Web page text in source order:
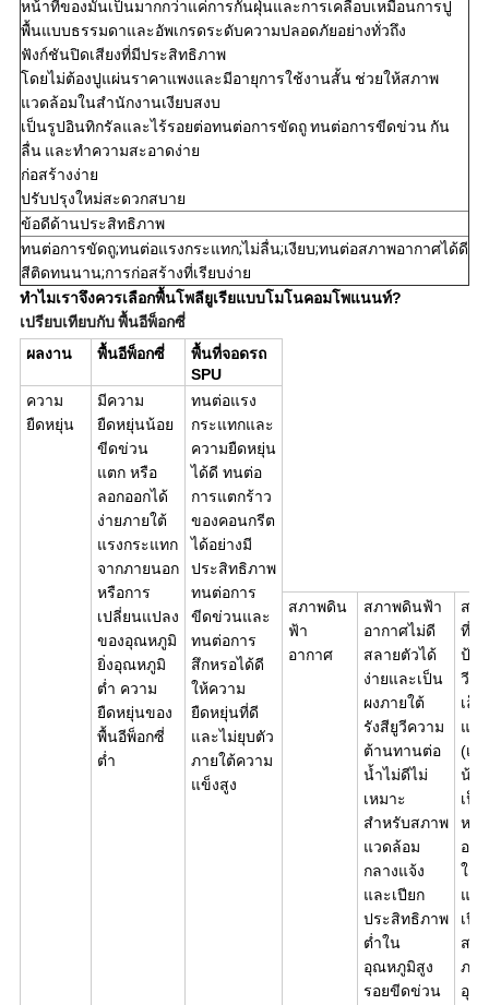
หน้าที่ของมันเป็นมากกว่าแค่การกันฝุ่นและการเคลือบเหมือนการปู
พื้นแบบธรรมดาและอัพเกรดระดับความปลอดภัยอย่างทั่วถึง
ฟังก์ชันปิดเสียงที่มีประสิทธิภาพ
โดยไม่ต้องปูแผ่นราคาแพงและมีอายุการใช้งานสั้น ช่วยให้สภาพ
แวดล้อมในสำนักงานเงียบสงบ
เป็นรูปอินทิกรัลและไร้รอยต่อทนต่อการขัดถู ทนต่อการขีดข่วน กัน
ลื่น และทำความสะอาดง่าย
ก่อสร้างง่าย
ปรับปรุงใหม่สะดวกสบาย
ข้อดีด้านประสิทธิภาพ
ทนต่อการขัดถู;ทนต่อแรงกระแทก;ไม่ลื่น;เงียบ;ทนต่อสภาพอากาศได้ดี
สีติดทนนาน;การก่อสร้างที่เรียบง่าย
ทำไมเราจึงควรเลือกพื้นโพลียูเรียแบบโมโนคอมโพแนนท์?
เปรียบเทียบกับพื้นอีพ็อกซี่
ผลงาน
พื้นอีพ็อกซี่
พื้นที่จอดรถ
SPU
ความ
ยืดหยุ่น
มีความ
ยืดหยุ่นน้อย
ขีดข่วน
แตก หรือ
ลอกออกได้
ง่ายภายใต้
แรงกระแทก
จากภายนอก
หรือการ
เปลี่ยนแปลง
ของอุณหภูมิ
ยิ่งอุณหภูมิ
ต่ำ ความ
ยืดหยุ่นของ
พื้นอีพ็อกซี่
ต่ำ
ทนต่อแรง
กระแทกและ
ความยืดหยุ่น
ได้ดี ทนต่อ
การแตกร้าว
ของคอนกรีต
ได้อย่างมี
ประสิทธิภาพ
ทนต่อการ
ขีดข่วนและ
ทนต่อการ
สึกหรอได้ดี
ให้ความ
ยืดหยุ่นที่ดี
และไม่ยุบตัว
ภายใต้ความ
แข็งสูง
สภาพดิน
ฟ้า
อากาศ
สภาพดินฟ้า
อากาศไม่ดี
สลายตัวได้
ง่ายและเป็น
ผงภายใต้
รังสียูวีความ
ต้านทานต่อ
น้ำไม่ดีไม่
เหมาะ
สำหรับสภาพ
แวดล้อม
กลางแจ้ง
และเปียก
ประสิทธิภาพ
ต่ำใน
อุณหภูมิสูง
รอยขีดข่วน
สภ
ที่ดี,
ป้อ
วี,
เล็
แส
(เป
น้อ
เป็
หรื
ออ
ใช้
แว
เปีย
สม
ภา
อุณ